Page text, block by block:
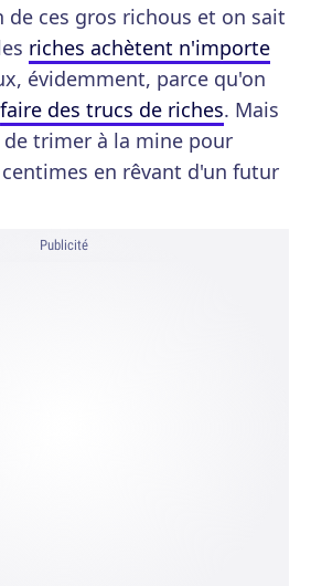
ces gros richous et on sait
riches achètent n'importe
évidemment, parce qu'on
faire des trucs de riches. Mais
trimer à la mine pour
en rêvant d'un futur
Publicité